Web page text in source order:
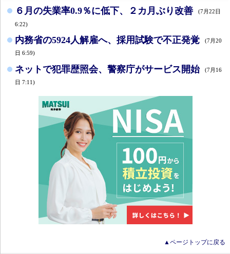
６月の失業率0.9％に低下、２カ月ぶり改善 (7月22日
6:22)
内務省の5924人解雇へ、採用試験で不正発覚
(7月20
日 6:59)
ネットで犯罪歴照会、警察庁がサービス開始
(7月16
日 7:11)
▲ページトップに戻る